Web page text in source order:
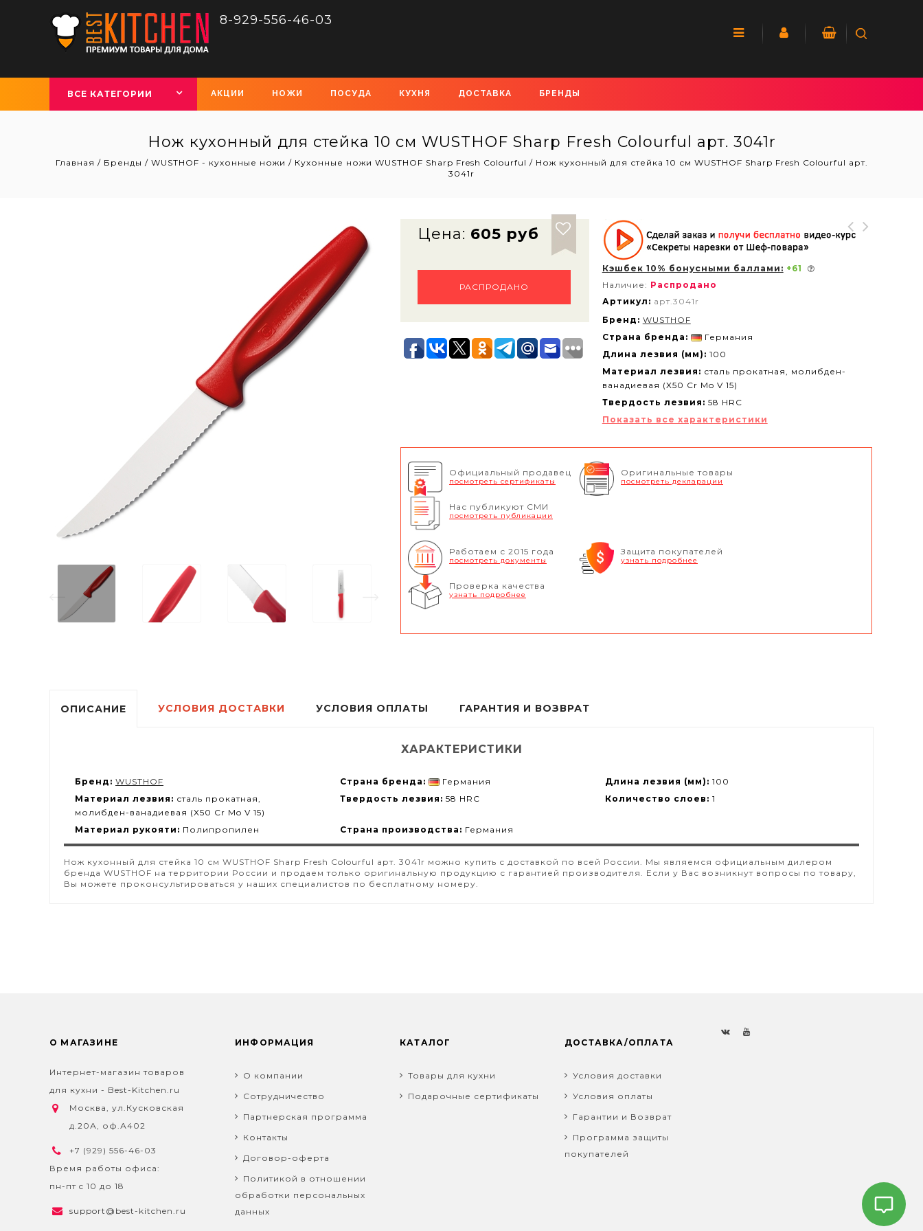
8-929-556-46-03
ВСЕ КАТЕГОРИИ АКЦИИ НОЖИ ПОСУДА КУХНЯ ДОСТАВКА БРЕНДЫ
Нож кухонный для стейка 10 см WUSTHOF Sharp Fresh Colourful арт. 3041r
Главная / Бренды / WUSTHOF - кухонные ножи / Кухонные ножи WUSTHOF Sharp Fresh Colourful / Нож кухонный для стейка 10 см WUSTHOF Sharp Fresh Colourful арт.
3041r
Цена: 605 руб
РАСПРОДАНО
Кэшбек 10% бонусными баллами: +61
Наличие: Распродано
Артикул: арт.3041r
Бренд: WUSTHOF
Страна бренда:
Германия
Длина лезвия (мм): 100
Материал лезвия: сталь прокатная, молибден-
ванадиевая (X50 Cr Mo V 15)
Твердость лезвия: 58 HRC
Показать все характеристики
Официальный продавец
посмотреть сертификаты
Оригинальные товары
посмотреть декларации
Нас публикуют СМИ
посмотреть публикации
Работаем с 2015 года
посмотреть документы
Защита покупателей
узнать подробнее
Проверка качества
узнать подробнее
ОПИСАНИЕ
ХАРАКТЕРИСТИКИ
Бренд: WUSTHOF Страна бренда: Германия Длина лезвия (мм): 100
Материал лезвия: сталь прокатная,
молибден-ванадиевая (X50 Cr Mo V 15)
Твердость лезвия: 58 HRC Количество слоев: 1
Материал рукояти: Полипропилен Страна производства: Германия
Нож кухонный для стейка 10 см WUSTHOF Sharp Fresh Colourful арт. 3041r можно купить с доставкой по всей России. Мы являемся официальным дилером
бренда WUSTHOF на территории России и продаем только оригинальную продукцию с гарантией производителя. Если у Вас возникнут вопросы по товару,
Вы можете проконсультироваться у наших специалистов по бесплатному номеру.
УСЛОВИЯ ДОСТАВКИ УСЛОВИЯ ОПЛАТЫ ГАРАНТИЯ И ВОЗВРАТ
О МАГАЗИНЕ
Интернет-магазин товаров
для кухни - Best-Kitchen.ru
Москва, ул.Кусковская
д.20А, оф.А402
+7 (929) 556-46-03
Время работы офиса:
пн-пт c 10 до 18
support@best-kitchen.ru
ИНФОРМАЦИЯ
О компании
Сотрудничество
Партнерская программа
Контакты
Договор-оферта
Политикой в отношении
обработки персональных
данных
КАТАЛОГ
Товары для кухни
Подарочные сертификаты
ДОСТАВКА/ОПЛАТА
Условия доставки
Условия оплаты
Гарантии и Возврат
Программа защиты
покупателей